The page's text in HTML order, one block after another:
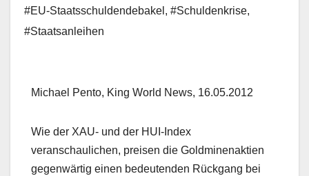
#EU-Staatsschuldendebakel , #Schuldenkrise,
#Staatsanleihen
Michael Pento, King World News, 16.05.2012
Wie der XAU- und der HUI-Index
veranschaulichen, preisen die Goldminenaktien
gegenwärtig einen bedeutenden Rückgang bei